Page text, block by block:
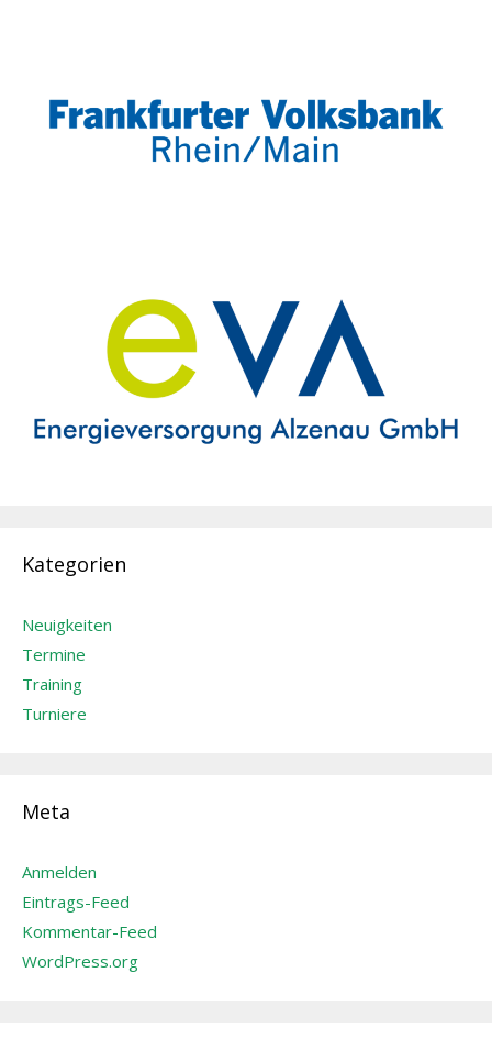
Kategorien
Neuigkeiten
Termine
Training
Turniere
Meta
Anmelden
Eintrags-Feed
Kommentar-Feed
WordPress.org